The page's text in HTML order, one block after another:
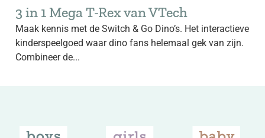
3 in 1 Mega T-Rex van VTech
Maak kennis met de Switch & Go Dino’s. Het interactieve
kinderspeelgoed waar dino fans helemaal gek van zijn.
Combineer de...